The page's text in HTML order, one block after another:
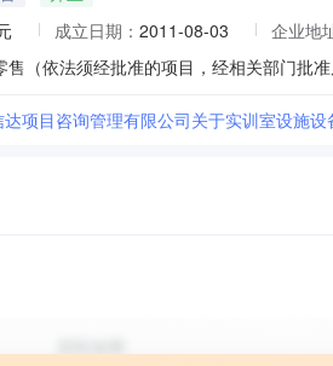
成立日期： 2011-08-03 企业地
达项目咨询管理有限公司关于实训室设施